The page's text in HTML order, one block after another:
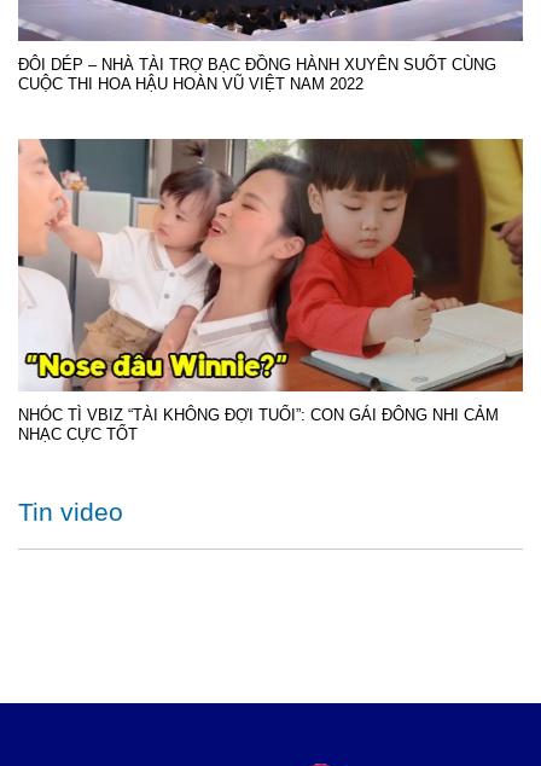
ĐÔI DÉP – NHÀ TÀI TRỢ BẠC ĐỒNG HÀNH XUYÊN SUỐT CÙNG
CUỘC THI HOA HẬU HOÀN VŨ VIỆT NAM 2022
NHÓC TÌ VBIZ “TÀI KHÔNG ĐỢI TUỔI”: CON GÁI ĐÔNG NHI CẢM
NHẠC CỰC TỐT
Tin video